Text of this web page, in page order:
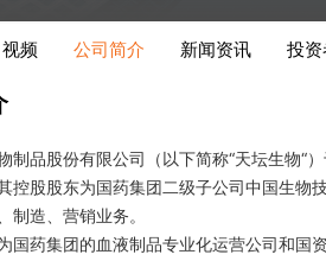
视频 公司简介 新闻资讯 投
制品股份有限公司（以下简称“天坛生物“
控股股东为国药集团二级子公司中国生物
制造、营销业务。
国药集团的血液制品专业化运营公司和国